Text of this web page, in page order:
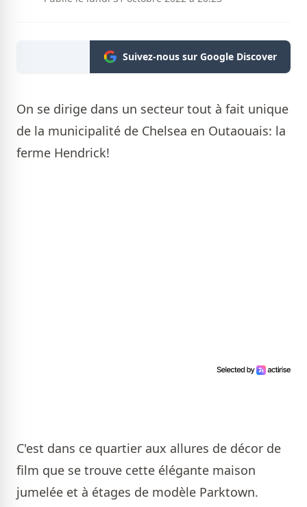
Suivez-nous sur Google Discover
On se dirige dans un secteur tout à fait unique
de la municipalité de Chelsea en Outaouais: la
ferme Hendrick!
C'est dans ce quartier aux allures de décor de
film que se trouve cette élégante maison
jumelée et à étages de modèle Parktown.